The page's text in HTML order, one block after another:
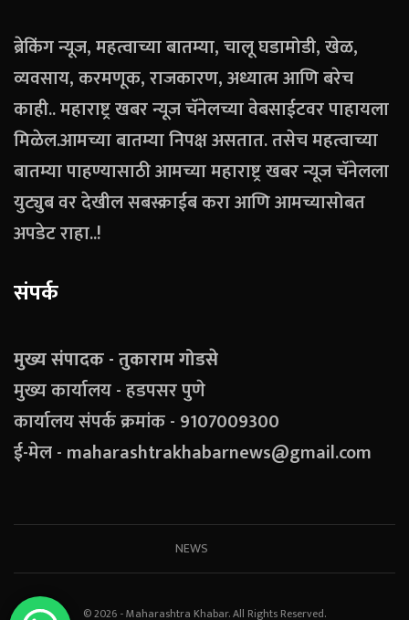
ब्रेकिंग न्यूज, महत्वाच्या बातम्या, चालू घडामोडी, खेळ,
व्यवसाय, करमणूक, राजकारण, अध्यात्म आणि बरेच
काही.. महाराष्ट्र खबर न्यूज चॅनेलच्या वेबसाईटवर पाहायला
मिळेल.आमच्या बातम्या निपक्ष असतात. तसेच महत्वाच्या
बातम्या पाहण्यासाठी आमच्या महाराष्ट्र खबर न्यूज चॅनेलला
युट्युब वर देखील सबस्क्राईब करा आणि आमच्यासोबत
अपडेट राहा..!
संपर्क
मुख्य संपादक - तुकाराम गोडसे
मुख्य कार्यालय - हडपसर पुणे
कार्यालय संपर्क क्रमांक - 9107009300
ई-मेल - maharashtrakhabarnews@gmail.com
NEWS
© 2026 - Maharashtra Khabar. All Rights Reserved.